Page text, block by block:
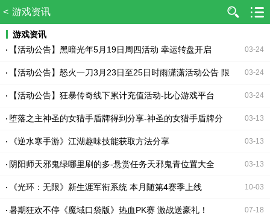
< 游戏资讯
游戏资讯
03-24
【活动公告】黑暗光年5月19日周四活动 幸运转盘开启
03-24
【活动公告】怒火一刀3月23日至25日时雨潇潇活动公告 限
定时装开启 03-24
【活动公告】狂暴传奇线下累计充值活动-比心游戏平台
03-13
堕落之主神圣的女猎手盾牌得到分享-神圣的女猎手盾牌分
享 03-13
《逆水寒手游》江湖趣味技能获取方法分享
03-13
阴阳师天邪鬼绿哪里刷的多-悬赏任务天邪鬼青位置大全
10-03
《光环：无限》新生涯军衔系统 本月随第4赛季上线
07-18
暑期狂欢不停《魔域口袋版》热血PK赛 激战送豪礼！